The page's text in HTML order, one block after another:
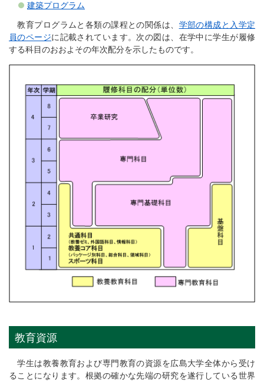
建築プログラム
教育プログラムと各類の課程との関係は、 学部の構成と入学定
員のページに記載されています。次の図は、在学中に学生が履修
する科目のおおよその年次配分を示したものです。
教育資源
学生は教養教育および専門教育の資源を広島大学全体から受け
ることになります。根拠の確かな先端の研究を遂行している世界